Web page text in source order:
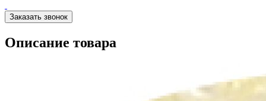
Заказать звонок
Описание товара